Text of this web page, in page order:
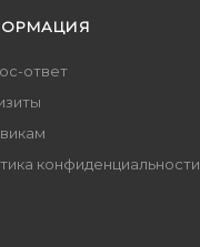
ответ
конфиденциальности